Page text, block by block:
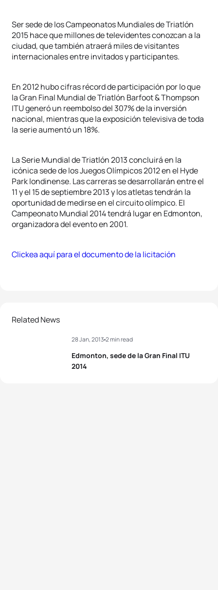
Ser sede de los Campeonatos Mundiales de Triatlón
2015 hace que millones de televidentes conozcan a la
ciudad, que también atraerá miles de visitantes
internacionales entre invitados y participantes.
En 2012 hubo cifras récord de participación por lo que
la Gran Final Mundial de Triatlón Barfoot & Thompson
ITU generó un reembolso del 307% de la inversión
nacional, mientras que la exposición televisiva de toda
la serie aumentó un 18%.
La Serie Mundial de Triatlón 2013 concluirá en la
icónica sede de los Juegos Olímpicos 2012 en el Hyde
Park londinense. Las carreras se desarrollarán entre el
11 y el 15 de septiembre 2013 y los atletas tendrán la
oportunidad de medirse en el circuito olímpico. El
Campeonato Mundial 2014 tendrá lugar en Edmonton,
organizadora del evento en 2001.
Clickea aquí para el documento de la licitación
Related News
Edmonton, sede de la Gran Final ITU
2014
28 Jan, 2013 2 min read